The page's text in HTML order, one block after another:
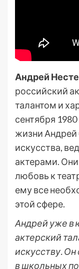
Андрей
российский
талантом и
сентября
жизни
искусства,
актерами.
любовь к
ему все
этой сфере.
Андрей уже в
актерский
искусству.
в школьных